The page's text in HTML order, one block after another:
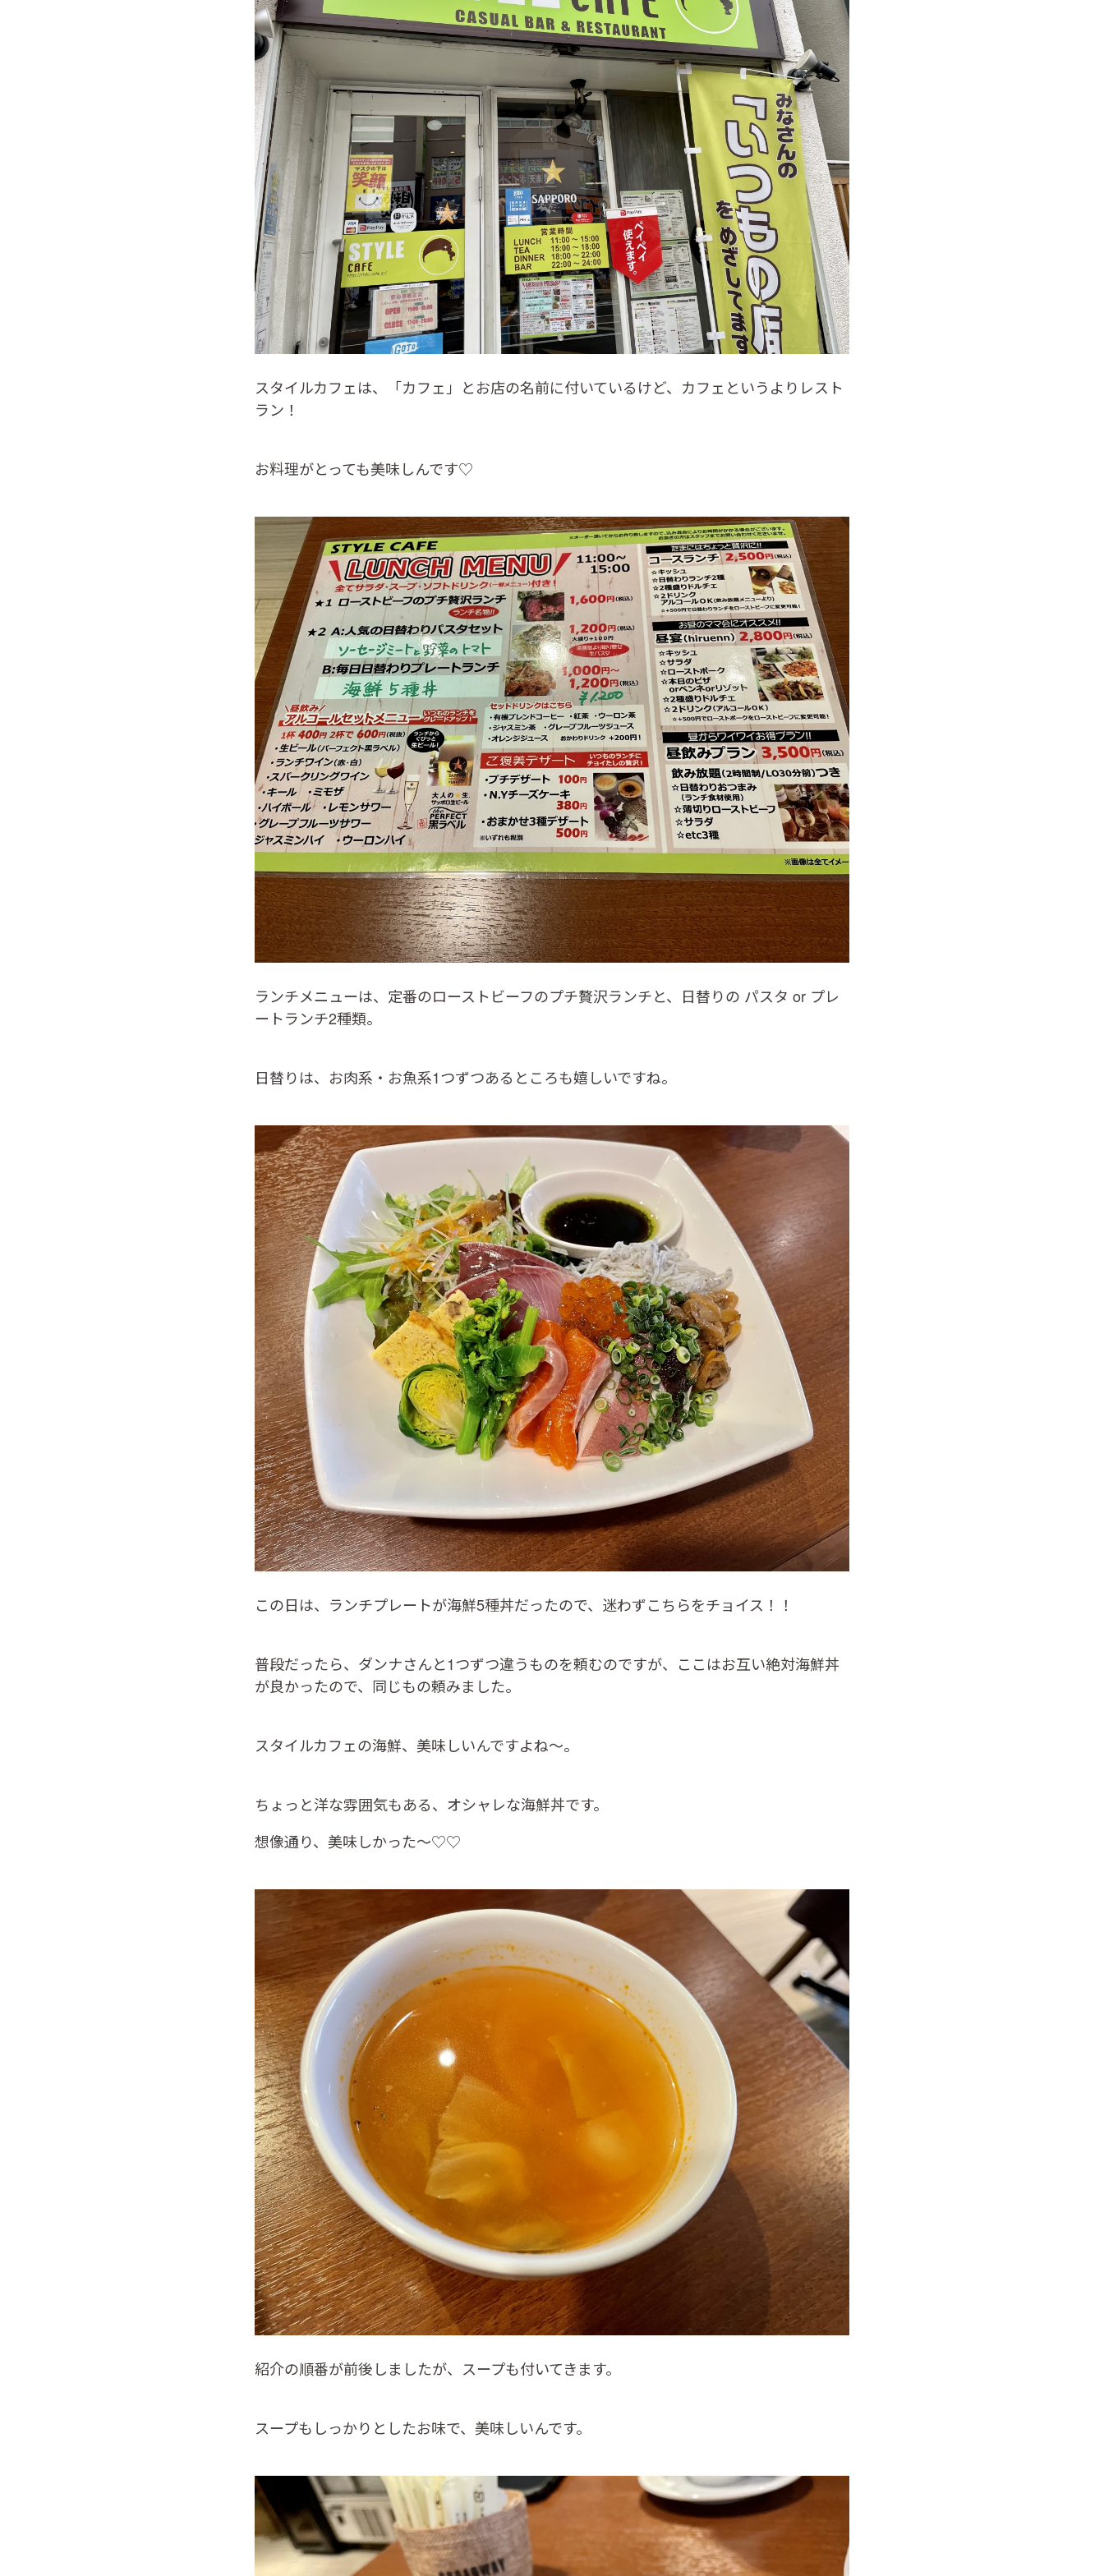
スタイルカフェは、「カフェ」とお店の名前に付いているけど、カフェというよりレスト
ラン！
お料理がとっても美味しんです♡
ランチメニューは、定番のローストビーフのプチ贅沢ランチと、日替りの パスタ or プレ
ートランチ2種類。
日替りは、お肉系・お魚系1つずつあるところも嬉しいですね。
この日は、ランチプレートが海鮮5種丼だったので、迷わずこちらをチョイス！！
普段だったら、ダンナさんと1つずつ違うものを頼むのですが、ここはお互い絶対海鮮丼
が良かったので、同じもの頼みました。
スタイルカフェの海鮮、美味しいんですよね～。
ちょっと洋な雰囲気もある、オシャレな海鮮丼です。
想像通り、美味しかった～♡♡
紹介の順番が前後しましたが、スープも付いてきます。
スープもしっかりとしたお味で、美味しいんです。